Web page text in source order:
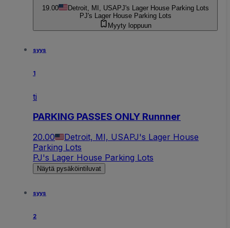
19.00 Detroit, MI, USAPJ's Lager House Parking Lots
PJ's Lager House Parking Lots
Myyty loppuun
syys
1
ti
PARKING PASSES ONLY Runnner
20.00 Detroit, MI, USAPJ's Lager House
Parking Lots
PJ's Lager House Parking Lots
Näytä pysäköintiluvat
syys
2